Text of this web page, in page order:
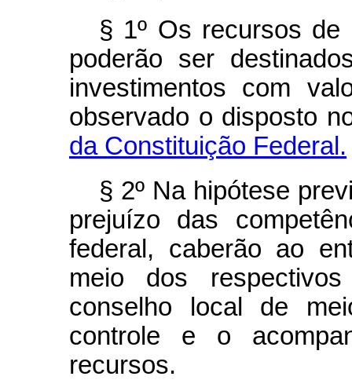
§ 1º Os recursos de
poderão ser
investimentos com
observado o disposto
da Constituição Federal.
§ 2º Na hipótese
prejuízo das
federal, caberão ao
meio dos
conselho local de
controle e o
recursos.